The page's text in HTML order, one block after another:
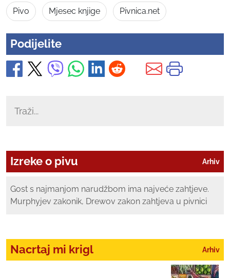
Pivo Mjesec knjige Pivnica.net
Podijelite
Arhiv
Izreke o pivu
Gost s najmanjom narudžbom ima najveće zahtjeve.
Murphyjev zakonik, Drewov zakon zahtjeva u pivnici
Arhiv
Nacrtaj mi krigl